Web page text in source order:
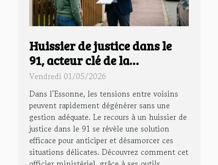
Huissier de justice dans le
91, acteur clé de la
prévention des conflits de
voisinage
Vendredi 01/05/2026
Dans l’Essonne, les tensions entre voisins
peuvent rapidement dégénérer sans une
gestion adéquate. Le recours à un huissier de
justice dans le 91 se révèle une solution
efficace pour anticiper et désamorcer ces
situations délicates. Découvrez comment cet